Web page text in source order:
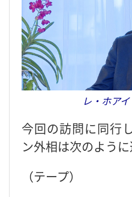
レ・ホア
今回の訪問に同行
ン外相は次のように
（テープ）